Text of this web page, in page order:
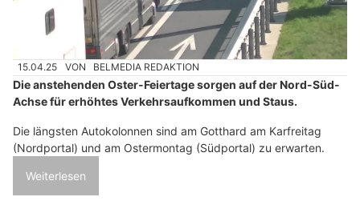
15.04.25 VON BELMEDIA REDAKTION
Die anstehenden Oster-Feiertage sorgen auf der Nord-Süd-
Achse für erhöhtes Verkehrsaufkommen und Staus.
Die längsten Autokolonnen sind am Gotthard am Karfreitag
(Nordportal) und am Ostermontag (Südportal) zu erwarten.
Weiterlesen